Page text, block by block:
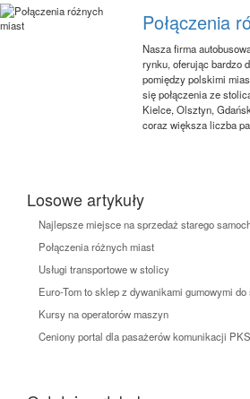
Połączenia
Nasza firma
rynku, oferując bardzo
pomiędzy polskimi
się połączenia ze
Kielce, Olsztyn,
coraz większa liczba
Losowe artykuły
Najlepsze miejsce na sprzedaż starego
Połączenia różnych miast
Usługi transportowe w stolicy
Euro-Tom to sklep z dywanikami gumowymi do
Kursy na operatorów maszyn
Ceniony portal dla pasażerów komunikacji PKS